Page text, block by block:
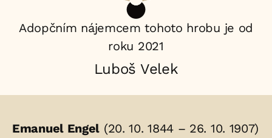
Adopčním nájemcem tohoto hrobu je od
roku 2021
Luboš Velek
Životopis
Emanuel Engel (20. 10. 1844 – 26. 10. 1907)